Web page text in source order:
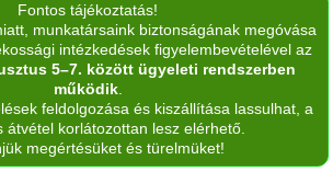
Fontos tájékoztatás!
munkatársaink biztonságának megóvása
intézkedések figyelembevételével az
5–7. között ügyeleti rendszerben
működik.
feldolgozása és kiszállítása lassulhat, a
átvétel korlátozottan lesz elérhető.
megértésüket és türelmüket!